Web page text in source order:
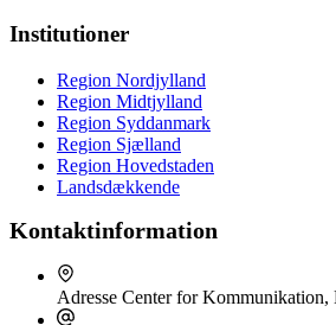
Institutioner
Region Nordjylland
Region Midtjylland
Region Syddanmark
Region Sjælland
Region Hovedstaden
Landsdækkende
Kontaktinformation
Adresse Center for Kommunikation,